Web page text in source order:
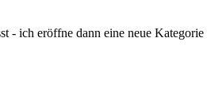
- ich eröffne dann eine neue